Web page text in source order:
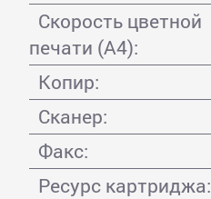
Скорость цветной
печати (А4):
Копир:
Сканер:
Факс:
Ресурс картриджа: